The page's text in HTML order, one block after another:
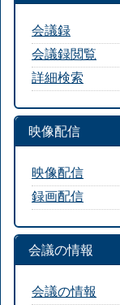
会議録
会議録閲覧
詳細検索
映像配信
映像配信
録画配信
会議の情報
会議の情報